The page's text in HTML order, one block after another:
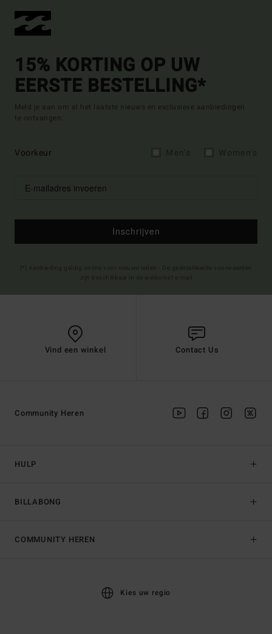
15% KORTING OP UW
EERSTE BESTELLING*
Meld je aan om al het laatste nieuws en exclusieve aanbiedingen
te ontvangen.
Voorkeur
Inschrijven
Vind een winkel Contact Us
HULP
BILLABONG
Community Heren
COMMUNITY HEREN
Kies uw regio